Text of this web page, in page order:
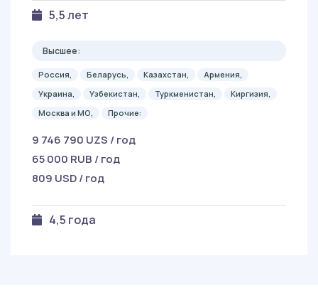
5,5 лет
Высшее:
Россия, Беларусь, Казахстан,
Армения,
Украина,
Узбекистан, Туркменистан,
Киргизия,
Москва и МО,
Прочие:
9 746 790 UZS / год
65 000 RUB / год
809 USD / год
4,5 года